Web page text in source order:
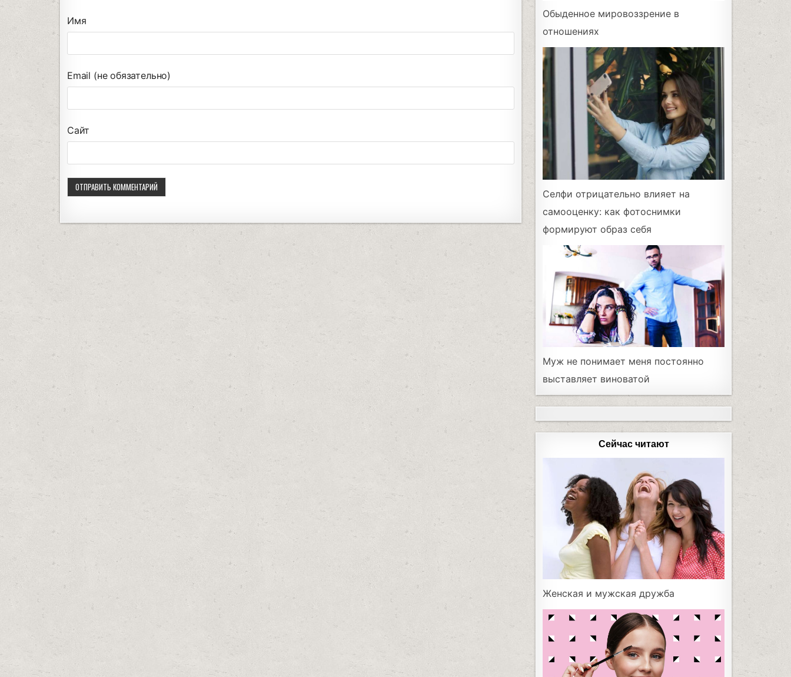
Имя
Email (не обязательно)
Сайт
Обыденное мировоззрение в
отношениях
Селфи отрицательно влияет на
самооценку: как фотоснимки
формируют образ себя
Муж не понимает меня постоянно
выставляет виноватой
Сейчас читают
Женская и мужская дружба